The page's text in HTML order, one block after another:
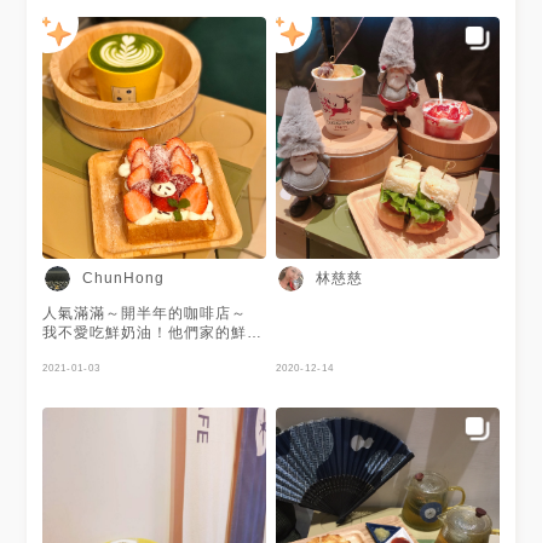
宜蘭咖啡廳#礁溪咖啡廳#礁溪
咖啡#咖啡#cafe#coffee#咖啡
浴
沙 $130 ❸ 焦糖艾波吐司 $90
❹ 提拉米蘇塔 $120 當天點的
都好棒，最喜歡裝著飲料的小湯
桶上桌，剛泡完享受這種更有氣
氛♨️而裝著的路易公爵是日本來
的伯爵茶，清爽的口感好好喝
（LUPICIA特選茶，下次遇到要
買茶包） 咖啡浴的一大特色就
是有生吐司可以吃🙌🏻點了當天
剛好有的蘋果口味，擺盤頗美，
叉子一下去的時候就感受到生吐
司的柔軟，吃起來是保水度很高
的那種，好好吃😋可惜當天沒遇
到草莓版本🥲
鄉德陽街3號 ⏱ 11:00-19:00
#礁溪美食 #礁溪甜點 #礁溪咖
啡廳 #礁溪 #宜蘭美食 #礁溪溫
泉 #溫泉 #生吐司
ChunHong
人氣滿滿～開半年的咖啡店～
我不愛吃鮮奶油！他們家的鮮奶
奶油我都可以吃完～ 沒有一種
2021-01-03
林慈慈
2020-12-14